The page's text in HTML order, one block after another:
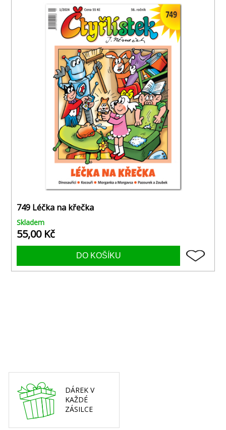
749 Léčka na křečka
Skladem
55,00 Kč
DÁREK V
KAŽDÉ
ZÁSILCE